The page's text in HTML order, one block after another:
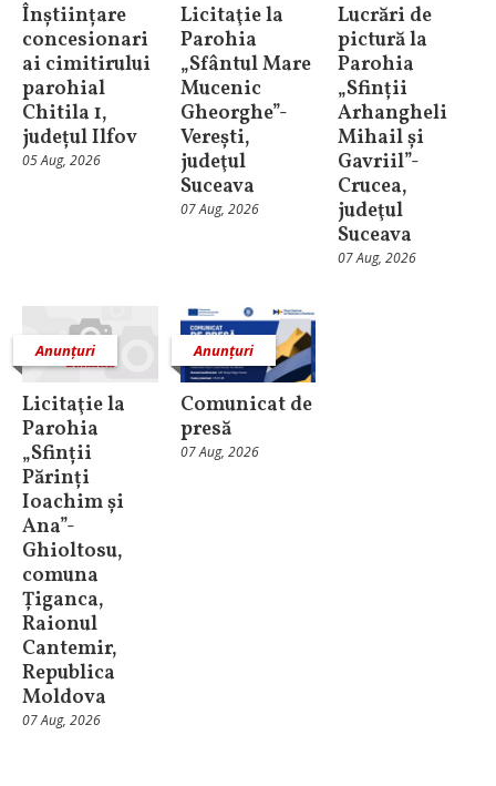
Înștiințare
concesionari
ai cimitirului
parohial
Chitila 1,
județul Ilfov
05 Aug, 2026
Licitaţie la
Parohia
„Sfântul Mare
Mucenic
Gheorghe”-
Verești,
judeţul
Suceava
07 Aug, 2026
Lucrări de
pictură la
Parohia
„Sfinții
Arhangheli
Mihail și
Gavriil”-
Crucea,
judeţul
Suceava
07 Aug, 2026
Anunțuri
Licitaţie la
Parohia
„Sfinții
Părinți
Ioachim și
Ana”-
Ghioltosu,
comuna
Țiganca,
Raionul
Cantemir,
Republica
Moldova
07 Aug, 2026
Anunțuri
Comunicat de
presă
07 Aug, 2026